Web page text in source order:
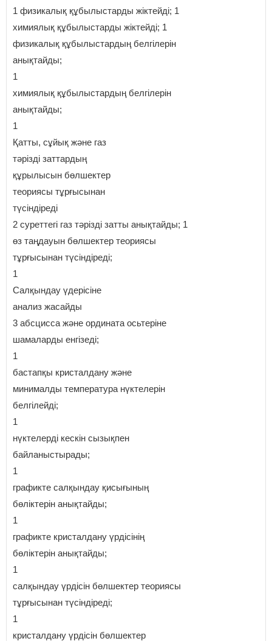
1 физикалық құбылыстарды жіктейді; 1
химиялық құбылыстарды жіктейді; 1
физикалық құбылыстардың белгілерін
анықтайды;
1
химиялық құбылыстардың белгілерін
анықтайды;
1
Қатты, сұйық және газ
тәрізді заттардың
құрылысын бөлшектер
теориясы тұрғысынан
түсіндіреді
2 суреттегі газ тәрізді затты анықтайды; 1
өз таңдауын бөлшектер теориясы
тұрғысынан түсіндіреді;
1
Салқындау үдерісіне
анализ жасайды
3 абсцисса және ордината осьтеріне
шамаларды енгізеді;
1
бастапқы кристалдану және
минималды температура нүктелерін
белгілейді;
1
нүктелерді кескін сызықпен
байланыстырады;
1
графикте салқындау қисығының
бөліктерін анықтайды;
1
графикте кристалдану үрдісінің
бөліктерін анықтайды;
1
салқындау үрдісін бөлшектер теориясы
тұрғысынан түсіндіреді;
1
кристалдану үрдісін бөлшектер